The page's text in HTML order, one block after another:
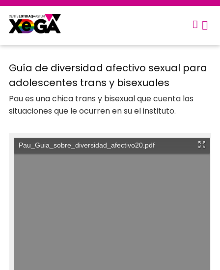
Guía de diversidad afectivo sexual para
adolescentes trans y bisexuales
Pau es una chica trans y bisexual que cuenta las
situaciones que le ocurren en su el instituto.